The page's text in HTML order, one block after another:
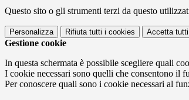
Questo sito o gli strumenti terzi da questo
Personalizza Rifiuta tutti i cookies Accetta tutti
Gestione cookie
In questa schermata è possibile scegliere quali
I cookie necessari sono quelli che consentono il
Per conoscere quali sono i cookie necessari al